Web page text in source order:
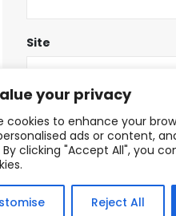
your privacy
cookies to enhance your
ads or content,
clicking "Accept All", you
Reject All
Site
Salvar meus dados